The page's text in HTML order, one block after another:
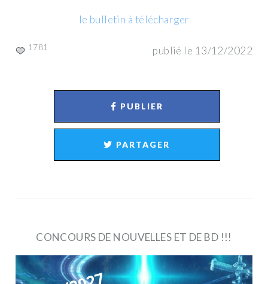
CONCOURS DE NOUVELLES ET DE BD !!!
le bulletin à télécharger
publié le 13/12/2022
1781
PUBLIER
PARTAGER